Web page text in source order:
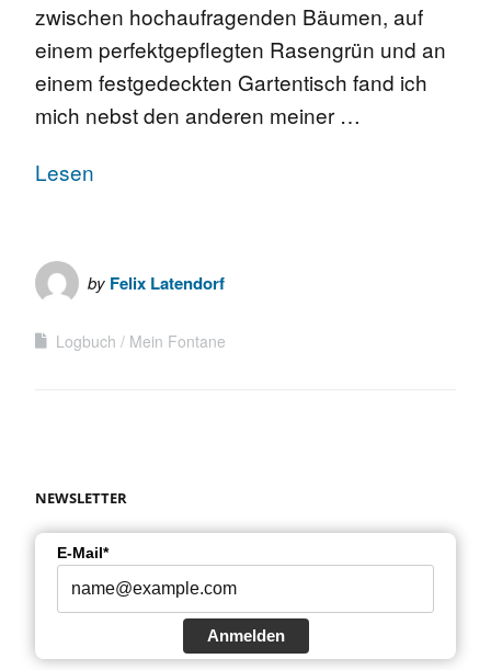
zwischen hochaufragenden Bäumen, auf
einem perfektgepflegten Rasengrün und an
einem festgedeckten Gartentisch fand ich
mich nebst den anderen meiner …
Lesen
by Felix Latendorf
Logbuch Mein Fontane
NEWSLETTER
E-Mail*
Anmelden